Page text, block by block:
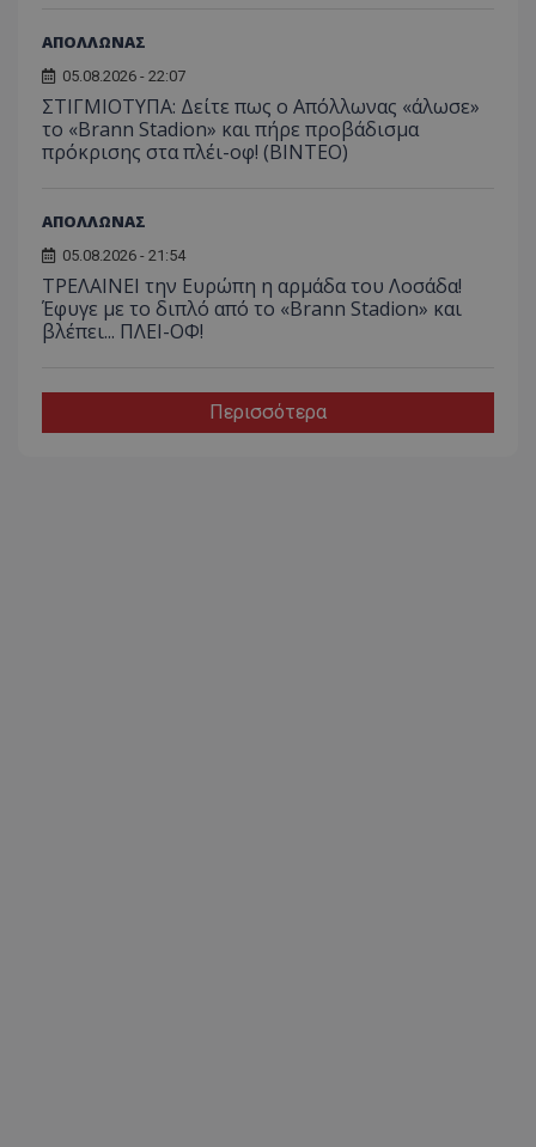
ΑΠΟΛΛΩΝΑΣ
05.08.2026 - 22:07
ΣΤΙΓΜΙΟΤΥΠΑ: Δείτε πως ο Απόλλωνας «άλωσε»
το «Brann Stadion» και πήρε προβάδισμα
πρόκρισης στα πλέι-οφ! (ΒΙΝΤΕΟ)
ΑΠΟΛΛΩΝΑΣ
05.08.2026 - 21:54
ΤΡΕΛΑΙΝΕΙ την Ευρώπη η αρμάδα του Λοσάδα!
Έφυγε με το διπλό από το «Brann Stadion» και
βλέπει... ΠΛΕΙ-ΟΦ!
Περισσότερα